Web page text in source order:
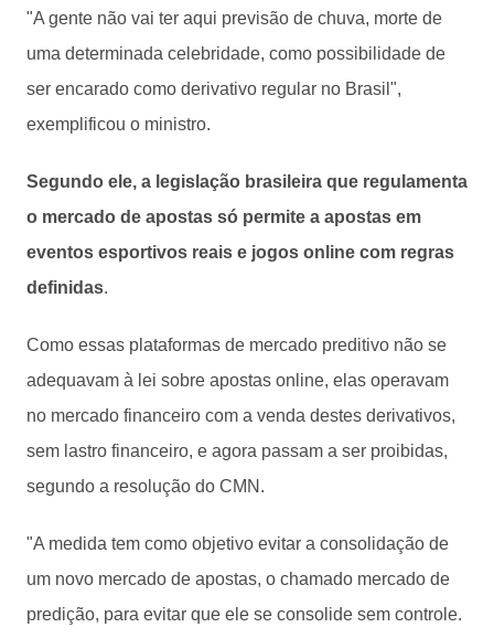
"A gente não vai ter aqui previsão de chuva, morte de
uma determinada celebridade, como possibilidade de
ser encarado como derivativo regular no Brasil",
exemplificou o ministro.
Segundo ele, a legislação brasileira que regulamenta
o mercado de apostas só permite a apostas em
eventos esportivos reais e jogos online com regras
definidas.
Como essas plataformas de mercado preditivo não se
adequavam à lei sobre apostas online, elas operavam
no mercado financeiro com a venda destes derivativos,
sem lastro financeiro, e agora passam a ser proibidas,
segundo a resolução do CMN.
"A medida tem como objetivo evitar a consolidação de
um novo mercado de apostas, o chamado mercado de
predição, para evitar que ele se consolide sem controle.